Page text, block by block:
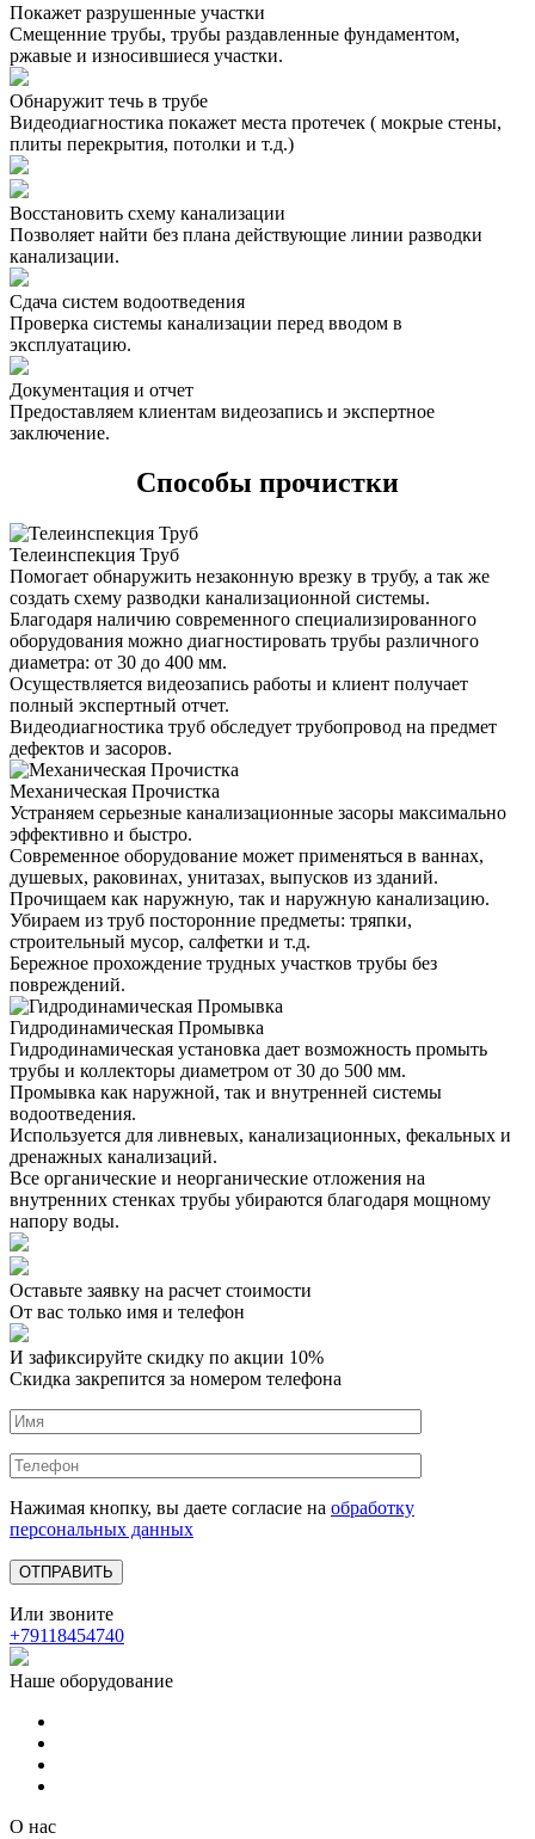
Покажет разрушенные участки
Смещенние трубы, трубы раздавленные фундаментом,
ржавые и износившиеся участки.
Обнаружит течь в трубе
Видеодиагностика покажет места протечек ( мокрые стены,
плиты перекрытия, потолки и т.д.)
Восстановить схему канализации
Позволяет найти без плана действующие линии разводки
канализации.
Сдача систем водоотведения
Проверка системы канализации перед вводом в
эксплуатацию.
Документация и отчет
Предоставляем клиентам видеозапись и экспертное
заключение.
Способы прочистки
Телеинспекция Труб
Помогает обнаружить незаконную врезку в трубу, а так же
создать схему разводки канализационной системы.
Благодаря наличию современного специализированного
оборудования можно диагностировать трубы различного
диаметра: от 30 до 400 мм.
Осуществляется видеозапись работы и клиент получает
полный экспертный отчет.
Видеодиагностика труб обследует трубопровод на предмет
дефектов и засоров.
Механическая Прочистка
Устраняем серьезные канализационные засоры максимально
эффективно и быстро.
Современное оборудование может применяться в ваннах,
душевых, раковинах, унитазах, выпусков из зданий.
Прочищаем как наружную, так и наружную канализацию.
Убираем из труб посторонние предметы: тряпки,
строительный мусор, салфетки и т.д.
Бережное прохождение трудных участков трубы без
повреждений.
Гидродинамическая Промывка
Гидродинамическая установка дает возможность промыть
трубы и коллекторы диаметром от 30 до 500 мм.
Промывка как наружной, так и внутренней системы
водоотведения.
Используется для ливневых, канализационных, фекальных и
дренажных канализаций.
Все органические и неорганические отложения на
внутренних стенках трубы убираются благодаря мощному
напору воды.
Оставьте заявку на расчет стоимости
От вас только имя и телефон
И зафиксируйте скидку по акции 10%
Скидка закрепится за номером телефона
Нажимая кнопку, вы даете согласие на обработку
персональных данных
Или звоните
+79118454740
Наше оборудование
О нас